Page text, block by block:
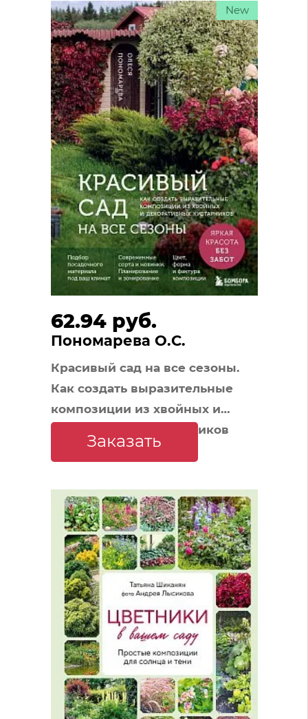
62.94 руб.
Пономарева О.С.
Красивый сад на все сезоны.
Как создать выразительные
композиции из хвойных и
декоративных кустарников
New
Заказать